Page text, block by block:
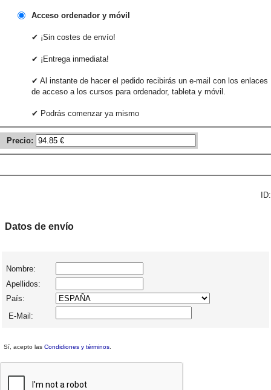
Acceso ordenador y móvil
✔ ¡Sin costes de envío!
✔ ¡Entrega inmediata!
✔ Al instante de hacer el pedido recibirás un e-mail con los enlaces
de acceso a los cursos para ordenador, tableta y móvil.
✔ Podrás comenzar ya mismo
Precio:
ID:
Datos de envío
Nombre:
Apellidos:
País:
E-Mail:
Sí, acepto las Condidiones y términos